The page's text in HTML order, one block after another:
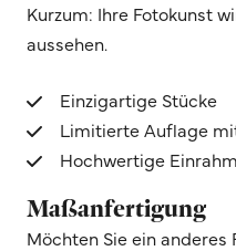
Kurzum: Ihre Fotokunst
aussehen.
Einzigartige Stücke
Limitierte Auflage
Hochwertige
Maßanfertigung
Möchten Sie ein